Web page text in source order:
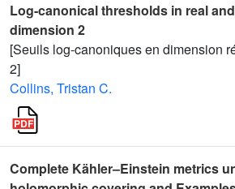
Log-canonical thresholds in real
dimension 2
[Seuils log-canoniques en dimension
2]
Collins, Tristan C.
Complete Kähler–Einstein metrics